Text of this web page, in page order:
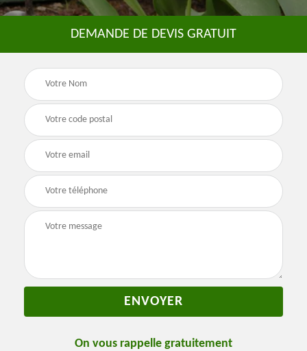
DEMANDE DE DEVIS GRATUIT
On vous rappelle gratuitement